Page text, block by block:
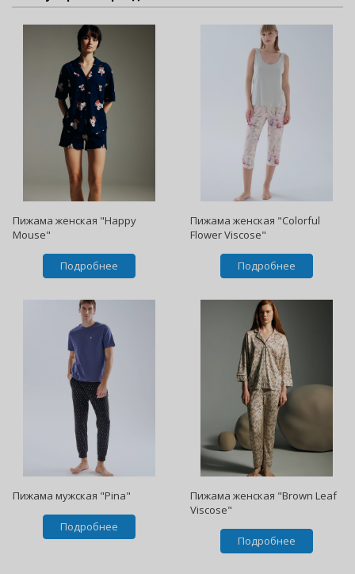
Пижама женская "Happy
Mouse"
Подробнее
Пижама женская "Colorful
Flower Viscose"
Подробнее
Пижама мужская "Pina"
Подробнее
Пижама женская "Brown Leaf
Viscose"
Подробнее